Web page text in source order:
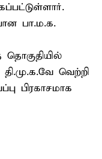
பா.ம.க.
தொகுதியில்
வெற்றி
பிரகாசமாக